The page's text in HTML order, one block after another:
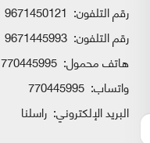
رقم التلفون: 9671450121
رقم التلفون: 9671445993
هاتف محمول: 770445995
واتساب:
البريد الإلكتروني: راسلنا